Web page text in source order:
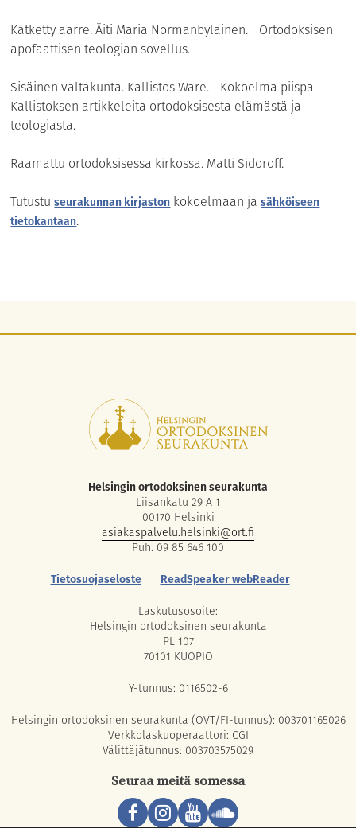
Kätketty aarre. Äiti Maria Normanbylainen. Ortodoksisen
apofaattisen teologian sovellus.
Sisäinen valtakunta. Kallistos Ware. Kokoelma piispa
Kallistoksen artikkeleita ortodoksisesta elämästä ja
teologiasta.
Raamattu ortodoksisessa kirkossa. Matti Sidoroff.
Tutustuseurakunnan kirjaston kokoelmaan jasähköiseen
tietokantaan.
Helsingin ortodoksinen seurakunta
Liisankatu 29 A 1
00170 Helsinki
asiakaspalvelu.helsinki@ort.fi
Puh. 09 85 646 100
Tietosuojaseloste
ReadSpeaker webReader
Laskutusosoite:
Helsingin ortodoksinen seurakunta
PL 107
70101 KUOPIO
Y-tunnus: 0116502-6
Helsingin ortodoksinen seurakunta (OVT/FI-tunnus): 003701165026
Verkkolaskuoperaattori: CGI
Välittäjätunnus: 003703575029
Seuraa meitä somessa